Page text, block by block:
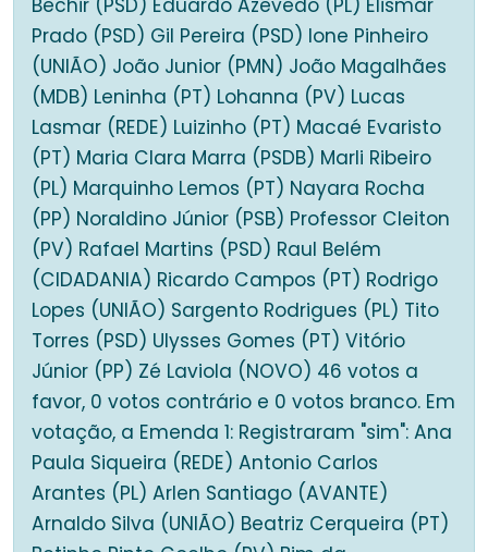
Bechir (PSD) Eduardo Azevedo (PL) Elismar
Prado (PSD) Gil Pereira (PSD) Ione Pinheiro
(UNIÃO) João Junior (PMN) João Magalhães
(MDB) Leninha (PT) Lohanna (PV) Lucas
Lasmar (REDE) Luizinho (PT) Macaé Evaristo
(PT) Maria Clara Marra (PSDB) Marli Ribeiro
(PL) Marquinho Lemos (PT) Nayara Rocha
(PP) Noraldino Júnior (PSB) Professor Cleiton
(PV) Rafael Martins (PSD) Raul Belém
(CIDADANIA) Ricardo Campos (PT) Rodrigo
Lopes (UNIÃO) Sargento Rodrigues (PL) Tito
Torres (PSD) Ulysses Gomes (PT) Vitório
Júnior (PP) Zé Laviola (NOVO) 46 votos a
favor, 0 votos contrário e 0 votos branco. Em
votação, a Emenda 1: Registraram "sim": Ana
Paula Siqueira (REDE) Antonio Carlos
Arantes (PL) Arlen Santiago (AVANTE)
Arnaldo Silva (UNIÃO) Beatriz Cerqueira (PT)